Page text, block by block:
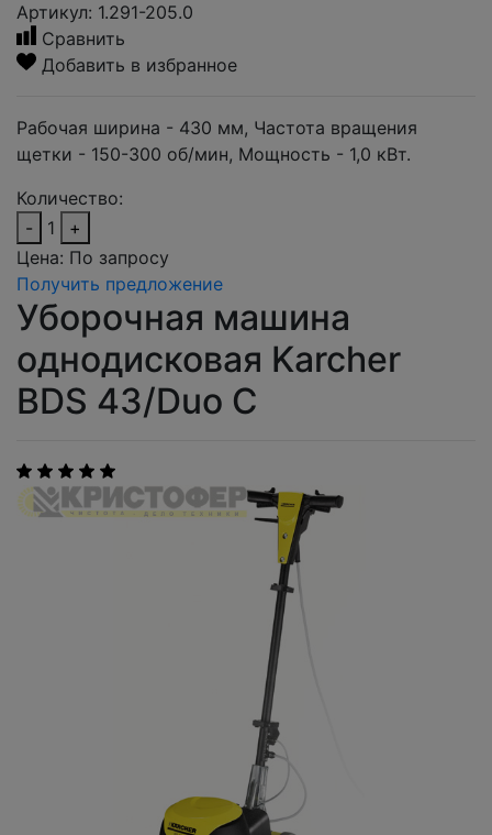
Артикул: 1.291-205.0
Сравнить
Добавить в избранное
Рабочая ширина - 430 мм, Частота вращения
щетки - 150-300 об/мин, Мощность - 1,0 кВт.
Количество:
-
1
+
Цена: По запросу
Получить предложение
Уборочная машина
однодисковая Karcher
BDS 43/Duo С